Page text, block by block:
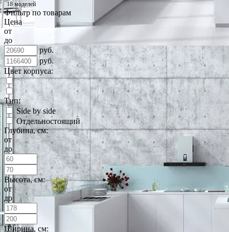
18 моделей
Фильтр по товарам
Цена
от
до
руб.
руб.
Цвет корпуса:
Тип:
Side by side
Отдельностоящий
Глубина, см:
от
до
Высота, см:
от
до
Ширина, см: